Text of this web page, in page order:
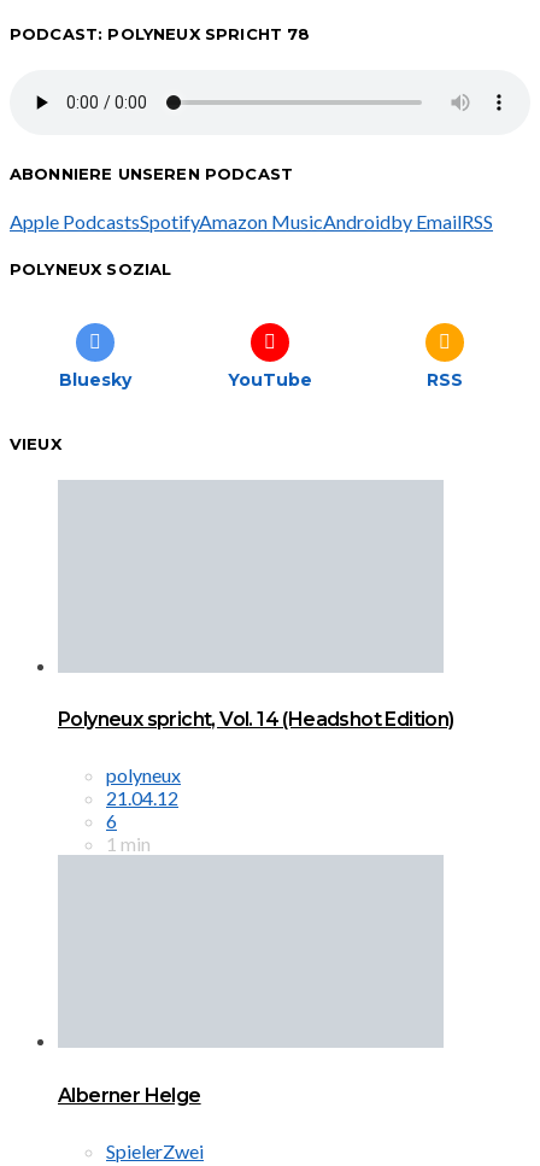
PODCAST: POLYNEUX SPRICHT 78
ABONNIERE UNSEREN PODCAST
Apple PodcastsSpotifyAmazon MusicAndroidby EmailRSS
POLYNEUX SOZIAL
Bluesky YouTube RSS
VIEUX
Polyneux spricht, Vol. 14 (Headshot Edition)
polyneux
21.04.12
6
1 min
Alberner Helge
SpielerZwei